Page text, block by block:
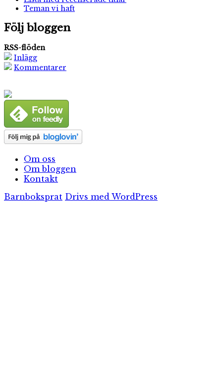
Teman vi haft
Följ bloggen
RSS-flöden
Inlägg
Kommentarer
Om oss
Om bloggen
Kontakt
Barnboksprat Drivs med WordPress